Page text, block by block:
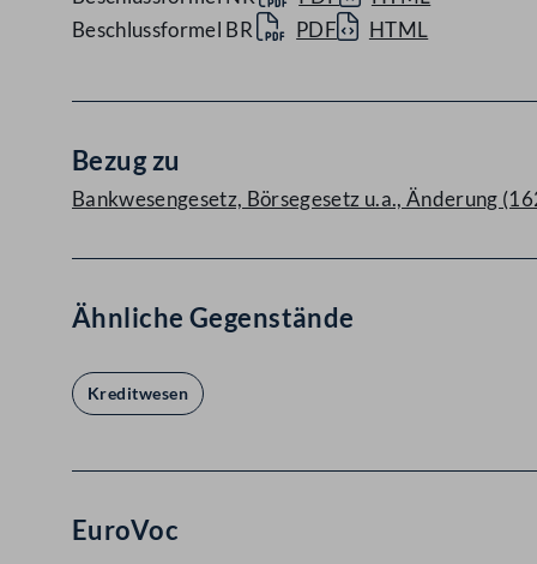
Beschlussformel BR
PDF HTML
Bezug zu
Bankwesengesetz, Börsegesetz u.a., Änderung
Ähnliche Gegenstände
Kreditwesen
EuroVoc